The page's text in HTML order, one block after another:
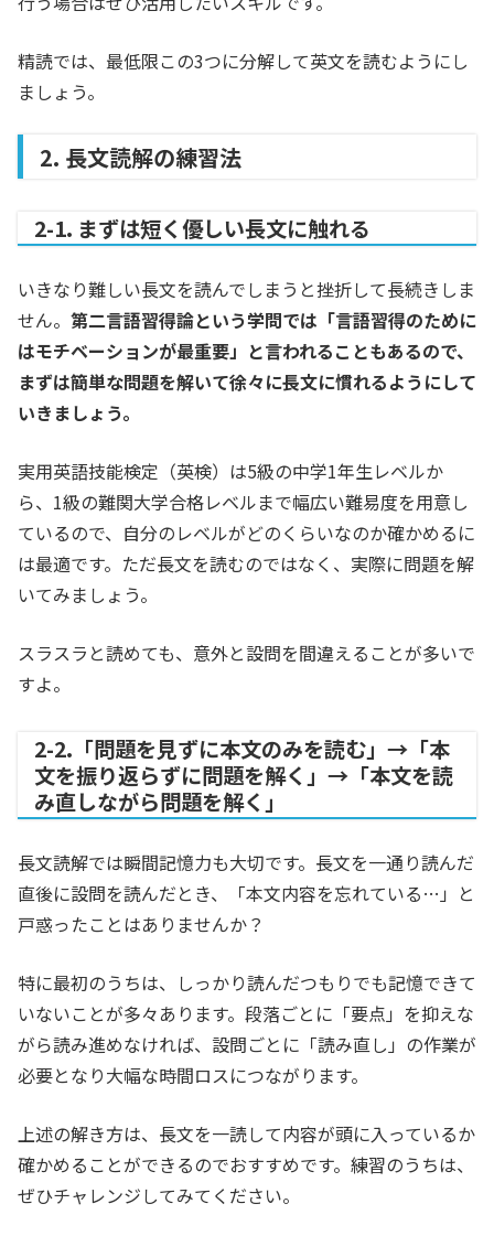
精読では、最低限この3つに分解して英文を読むようにし
ましょう。
2. 長文読解の練習法
2-1. まずは短く優しい長文に触れる
いきなり難しい長文を読んでしまうと挫折して長続きしま
せん。 第二言語習得論という学問では「言語習得のために
はモチベーションが最重要」と言われることもあるので、
まずは簡単な問題を解いて徐々に長文に慣れるようにして
いきましょう。
実用英語技能検定（英検）は5級の中学1年生レベルか
ら、1級の難関大学合格レベルまで幅広い難易度を用意し
ているので、自分のレベルがどのくらいなのか確かめるに
は最適です。ただ長文を読むのではなく、実際に問題を解
いてみましょう。
スラスラと読めても、意外と設問を間違えることが多いで
すよ。
2-2.「問題を見ずに本文のみを読む」→「本
文を振り返らずに問題を解く」→「本文を読
み直しながら問題を解く」
長文読解では瞬間記憶力も大切です。長文を一通り読んだ
直後に設問を読んだとき、「本文内容を忘れている…」と
戸惑ったことはありませんか？
特に最初のうちは、しっかり読んだつもりでも記憶できて
いないことが多々あります。段落ごとに「要点」を抑えな
がら読み進めなければ、設問ごとに「読み直し」の作業が
必要となり大幅な時間ロスにつながります。
上述の解き方は、長文を一読して内容が頭に入っているか
確かめることができるのでおすすめです。練習のうちは、
ぜひチャレンジしてみてください。